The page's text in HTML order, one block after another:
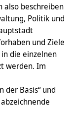
also beschreiben
Politik und
und Ziele
die einzelnen
werden. Im
der Basis“ und